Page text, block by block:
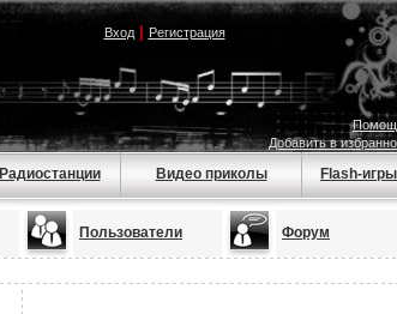
Вход| Регистрация
Добавить в
Радиостанции Видео приколы Flash-игры
Пользователи Форум